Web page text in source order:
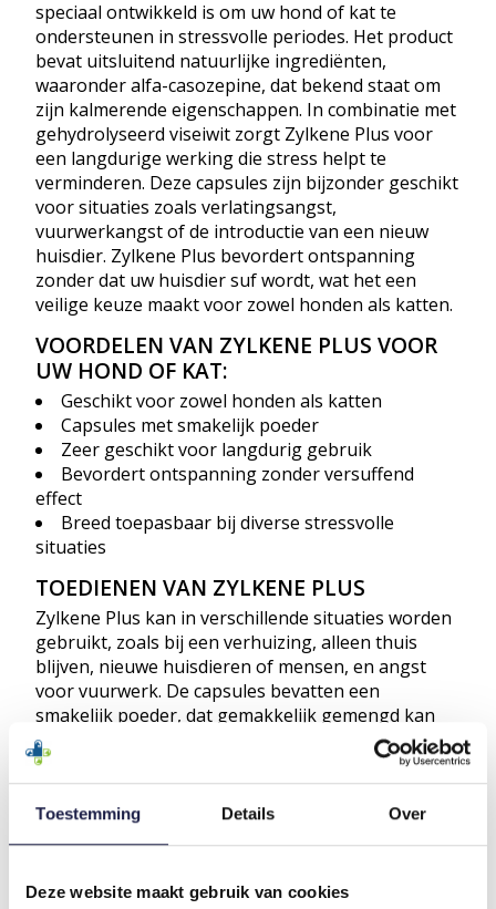
Toestemming Details Over
Deze website maakt gebruik van cookies
speciaal ontwikkeld is om uw hond of kat te
ondersteunen in stressvolle periodes. Het product
bevat uitsluitend natuurlijke ingrediënten,
waaronder alfa-casozepine, dat bekend staat om
zijn kalmerende eigenschappen. In combinatie met
gehydrolyseerd viseiwit zorgt Zylkene Plus voor
een langdurige werking die stress helpt te
verminderen. Deze capsules zijn bijzonder geschikt
voor situaties zoals verlatingsangst,
vuurwerkangst of de introductie van een nieuw
huisdier. Zylkene Plus bevordert ontspanning
zonder dat uw huisdier suf wordt, wat het een
veilige keuze maakt voor zowel honden als katten.
VOORDELEN VAN ZYLKENE PLUS VOOR
UW HOND OF KAT:
Geschikt voor zowel honden als katten
Capsules met smakelijk poeder
Zeer geschikt voor langdurig gebruik
Bevordert ontspanning zonder versuffend
effect
Breed toepasbaar bij diverse stressvolle
situaties
TOEDIENEN VAN ZYLKENE PLUS
Zylkene Plus kan in verschillende situaties worden
gebruikt, zoals bij een verhuizing, alleen thuis
blijven, nieuwe huisdieren of mensen, en angst
voor vuurwerk. De capsules bevatten een
smakelijk poeder, dat gemakkelijk gemengd kan
worden met het voer of een snack. U kunt de
capsule in zijn geheel geven, maar het wordt
aangeraden de capsule te openen en het poeder
door het voedsel te mengen.
DOSERING VAN ZYLKENE PLUS
Zylkene Plus hoeft slechts eenmaal per dag